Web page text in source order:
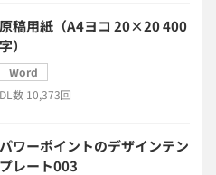
ステム
ウドPBX
原稿用紙（A4ヨコ 20×20 400
字）
Word
DL数 10,373回
パワーポイントのデザインテン
プレート003